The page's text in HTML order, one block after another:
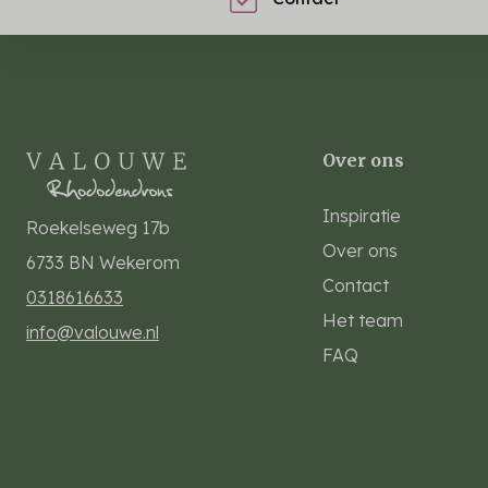
Roekelseweg 17b
6733 BN Wekerom
0318616633
info@valouwe.nl
Over ons
Inspiratie
Over ons
Contact
Het team
FAQ